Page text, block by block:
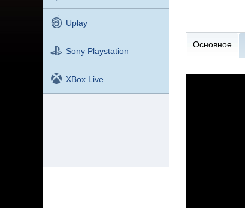
Uplay
Sony Playstation
XBox Live
Основное